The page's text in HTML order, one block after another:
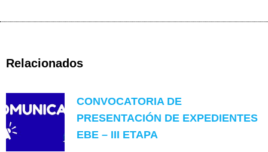
Relacionados
CONVOCATORIA DE
PRESENTACIÓN DE EXPEDIENTES
EBE – III ETAPA